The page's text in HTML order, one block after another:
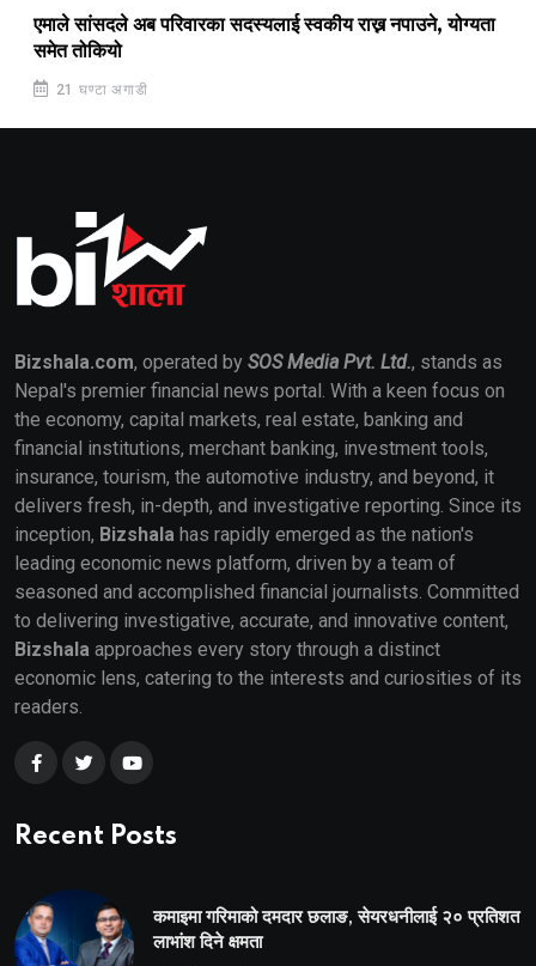
एमाले सांसदले अब परिवारका सदस्यलाई स्वकीय राख्न नपाउने, योग्यता
समेत तोकियो
21 घण्टा अगाडी
Bizshala.com, operated by SOS Media Pvt. Ltd., stands as
Nepal's premier financial news portal. With a keen focus on
the economy, capital markets, real estate, banking and
financial institutions, merchant banking, investment tools,
insurance, tourism, the automotive industry, and beyond, it
delivers fresh, in-depth, and investigative reporting. Since its
inception, Bizshala has rapidly emerged as the nation's
leading economic news platform, driven by a team of
seasoned and accomplished financial journalists. Committed
to delivering investigative, accurate, and innovative content,
Bizshala approaches every story through a distinct
economic lens, catering to the interests and curiosities of its
readers.
Recent Posts
कमाइमा गरिमाको दमदार छलाङ, सेयरधनीलाई २० प्रतिशत
लाभांश दिने क्षमता